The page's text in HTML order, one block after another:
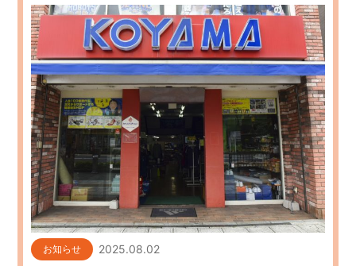
お知らせ 2025.08.02